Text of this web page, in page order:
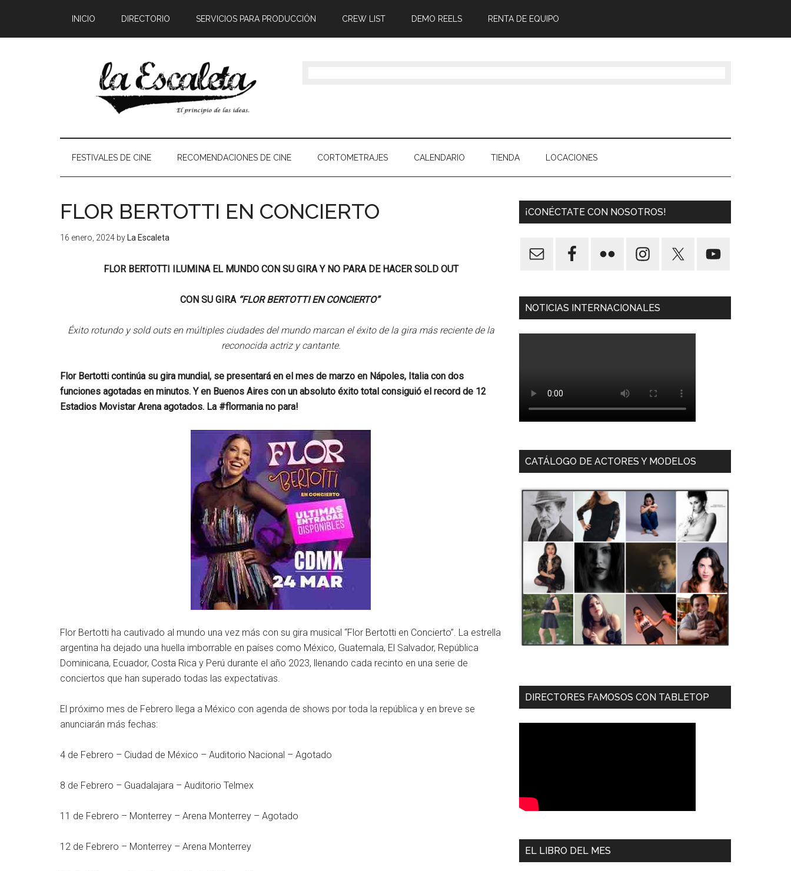
INICIO DIRECTORIO SERVICIOS PARA PRODUCCIÓN CREW LIST DEMO REELS RENTA DE EQUIPO
FESTIVALES DE CINE RECOMENDACIONES DE CINE CORTOMETRAJES CALENDARIO TIENDA LOCACIONES
FLOR BERTOTTI EN CONCIERTO
16 enero, 2024 by La Escaleta
FLOR BERTOTTI ILUMINA EL MUNDO CON SU GIRA Y NO PARA DE HACER SOLD OUT
CON SU GIRA “FLOR BERTOTTI EN CONCIERTO”
Éxito rotundo y sold outs en múltiples ciudades del mundo marcan el éxito de la gira más reciente de la
reconocida actriz y cantante.
Flor Bertotti continúa su gira mundial, se presentará en el mes de marzo en Nápoles, Italia con dos
funciones agotadas en minutos. Y en Buenos Aires con un absoluto éxito total consiguió el record de 12
Estadios Movistar Arena agotados. La #flormania no para!
Flor Bertotti ha cautivado al mundo una vez más con su gira musical “Flor Bertotti en Concierto”. La estrella
argentina ha dejado una huella imborrable en países como México, Guatemala, El Salvador, República
Dominicana, Ecuador, Costa Rica y Perú durante el año 2023, llenando cada recinto en una serie de
conciertos que han superado todas las expectativas.
El próximo mes de Febrero llega a México con agenda de shows por toda la república y en breve se
anunciarán más fechas:
4 de Febrero – Ciudad de México – Auditorio Nacional – Agotado
8 de Febrero – Guadalajara – Auditorio Telmex
11 de Febrero – Monterrey – Arena Monterrey – Agotado
12 de Febrero – Monterrey – Arena Monterrey
¡CONÉCTATE CON NOSOTROS!
NOTICIAS INTERNACIONALES
CATÁLOGO DE ACTORES Y MODELOS
DIRECTORES FAMOSOS CON TABLETOP
EL LIBRO DEL MES